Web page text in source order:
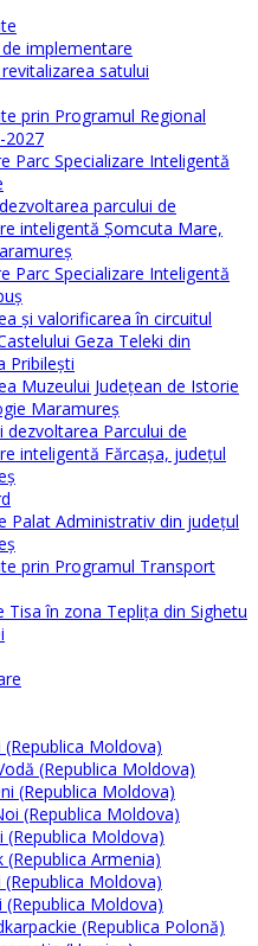
implementare
satului
prin Programul Regional
2027
Parc Specializare Inteligentă
parcului de
inteligentă Șomcuta Mare,
Parc Specializare Inteligentă
și valorificarea în circuitul
Geza Teleki din
Pribilești
Muzeului Județean de Istorie
Maramureș
dezvoltarea Parcului de
inteligentă Fărcașa, județul
Palat Administrativ din județul
prin Programul Transport
Tisa în zona Teplița din Sighetu
(Republica Moldova)
(Republica Moldova)
(Republica Moldova)
(Republica Moldova)
(Republica Moldova)
(Republica Armenia)
(Republica Moldova)
(Republica Moldova)
(Republica Polonă)